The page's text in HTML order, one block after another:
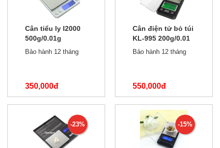
Cân tiểu ly I2000
500g/0.01g
Bảo hành 12 tháng
350,000đ
600,000đ
Cân điện tử bỏ túi
KL-995 200g/0.01
Bảo hành 12 tháng
550,000đ
650,000đ
-23% -15%